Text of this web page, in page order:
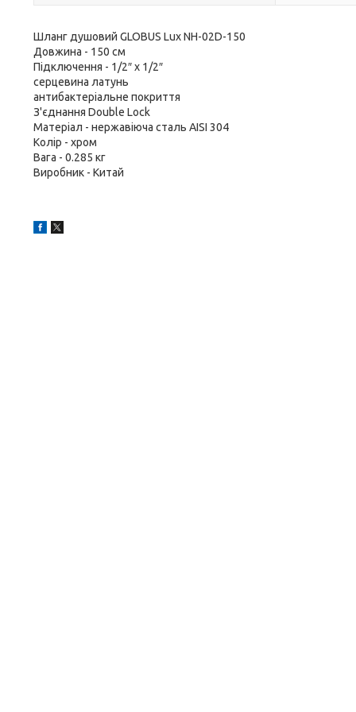
Шланг душовий GLOBUS Lux NH-02D-150
Довжина - 150 см
Підключення - 1/2″ x 1/2″
серцевина латунь
антибактеріальне покриття
З'єднання Double Lock
Матеріал - нержавіюча сталь AISI 304
Колір - хром
Вага - 0.285 кг
Виробник - Китай